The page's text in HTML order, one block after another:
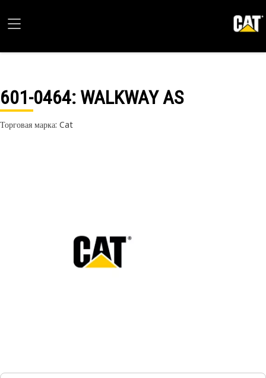
601-0464: WALKWAY AS
Торговая марка: Cat